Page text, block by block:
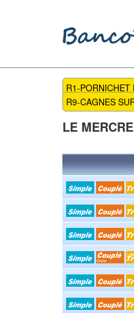
R1-PORNICHET
R9-CAGNES
LE